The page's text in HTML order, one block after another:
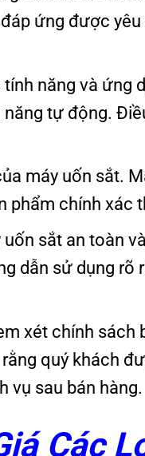
ứng được
năng và ứng
tự động.
máy uốn sắt.
phẩm chính xác
sắt an toàn
dẫn sử dụng rõ
xét chính sách
quý khách
vụ sau bán hàng.
Các